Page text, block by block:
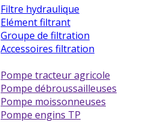
Filtre hydraulique
Elément filtrant
Groupe de filtration
Accessoires filtration
Pompe tracteur agricole
Pompe débroussailleuses
Pompe moissonneuses
Pompe engins TP